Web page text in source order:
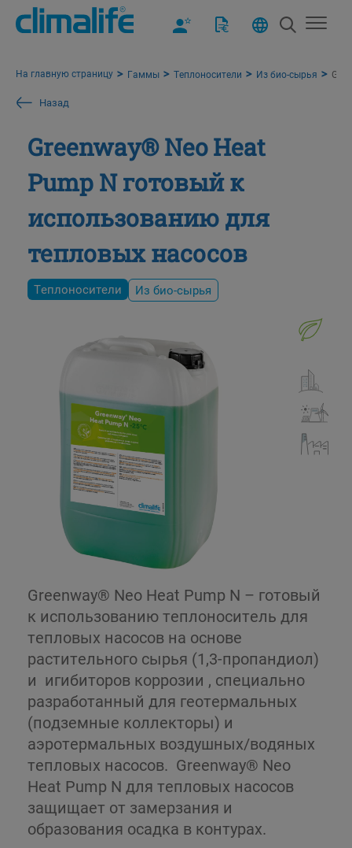
На главную страницу Гаммы Теплоносители Из био-сырья
Назад
Greenway® Neo Heat
Pump N готовый к
использованию для
тепловых насосов
Теплоносители Из био-сырья
Greenway® Neo Heat Pump N – готовый
к использованию теплоноситель для
тепловых насосов на основе
растительного сырья (1,3-пропандиол)
и игибиторов коррозии , специально
разработанный для геотермальных
(подземные коллекторы) и
аэротермальных воздушных/водяных
тепловых насосов. Greenway® Neo
Heat Pump N для тепловых насосов
защищает от замерзания и
образования осадка в контурах.